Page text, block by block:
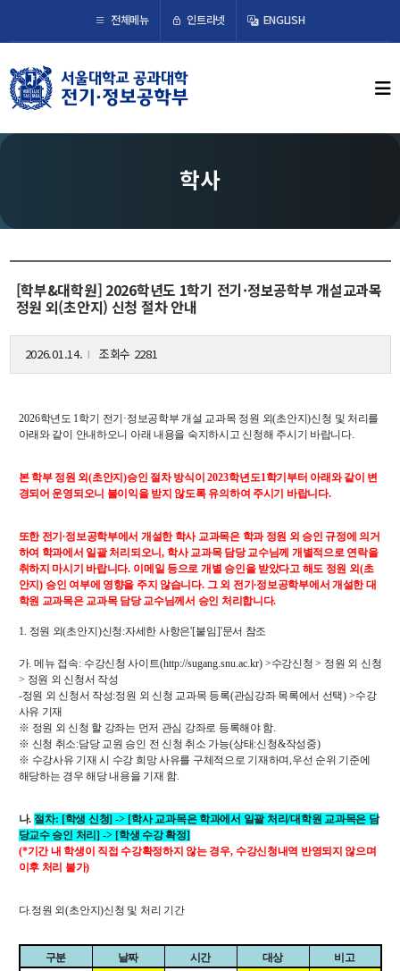
전체메뉴 인트라넷 ENGLISH ×
학부뉴스
뉴스
조직도
오시는 길
교수
전임교수
명예교수 및 전직교수
역대학부장
연구실/연구소
연구실
연구소
세미나 영상
전기정보세미나
교육
학부
교과과정
교과목이수규정
교과과정
교과목이수규정
연합전공 인공지능 반도체공학
연합전공 인공지능
협동과정 인공지능
학사
[학부&대학원] 2026학년도 1학기 전기·정보공학부 개설교과목
정원 외(초안지) 신청 절차 안내
2026.01.14. 조회수 2281
2026학년도 1학기 전기 ·정보공학부 개설 교과목 정원 외(초안지)신청 및 처리를
아래와 같이 안내하오니 아래 내용을 숙지하시고 신청해 주시기 바랍니다.
본 학부 정원 외 (초안지)승인 절차 방식이2023학년도1학기부터 아래와 같이 변
경되어 운영되오니 불이익을 받지 않도록 유의하여 주시기 바랍니다.
또한 전기∙정보공학부에서 개설한 학사 교과목은 학과 정원 외 승인 규정에 의거
하여 학과에서 일괄 처리되오니, 학사 교과목 담당 교수님께 개별적으로 연락을
취하지 마시기 바랍니다. 이메일 등으로 개별 승인을 받았다고 해도 정원 외 (초
안지 ) 승인 여부에 영향을 주지 않습니다. 그 외 전기∙정보공학부에서 개설한 대
학원 교과목은 교과목 담당 교수님께서 승인 처리합니다.
1. 정원 외(초안지 )신청:자세한 사항은'[붙임]'문서 참조
가.메뉴 접속: 수강신청 사이트(http://sugang.snu.ac.kr) >수강신청> 정원 외 신청
> 정원 외 신청서 작성
-정원 외 신청서 작성:정원 외 신청 교과목 등록(관심강좌 목록에서 선택) >수강
사유 기재
※ 정원 외 신청 할 강좌는 먼저 관심 강좌로 등록해야 함.
※ 신청 취소:담당 교원 승인 전 신청 취소 가능(상태:신청&작성중)
※ 수강사유 기재 시 수강 희망 사유를 구체적으로 기재하며,우선 순위 기준에
해당하는 경우 해당 내용을 기재 함.
나. 절차: [학생 신청] -> [학사 교과목은 학과에서 일괄 처리/대학원 교과목은 담
당교수 승인 처리 ] -> [학생 수강 확정]
(*기간 내 학생이 직접 수강확정하지 않는 경우, 수강신청내역 반영되지 않으며
이후 처리 불가)
다.정원 외(초안지)신청 및 처리 기간
구분 날짜 시간 대상
비고